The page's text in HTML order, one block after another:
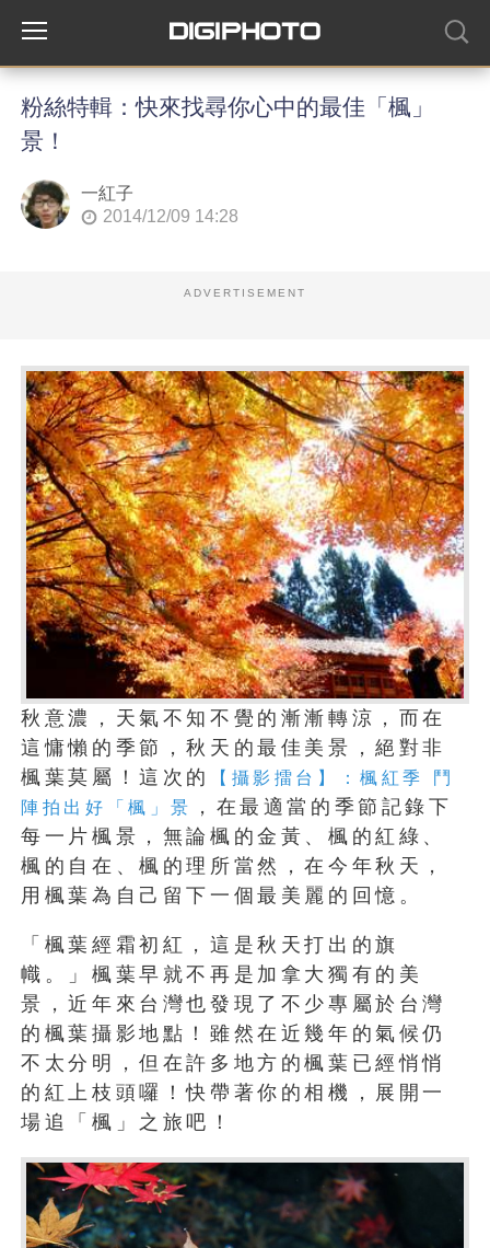
粉絲特輯：快來找尋你心中的最佳「楓」
景！
一紅子
2014/12/09 14:28
ADVERTISEMENT
秋意濃，天氣不知不覺的漸漸轉涼，而在
這慵懶的季節，秋天的最佳美景，絕對非
楓葉莫屬！這次的
【攝影擂台】：楓紅季 鬥
陣拍出好「楓」景
，在最適當的季節記錄下
每一片楓景，無論楓的金黃、楓的紅綠、
楓的自在、楓的理所當然，在今年秋天，
用楓葉為自己留下一個最美麗的回憶。
「楓葉經霜初紅，這是秋天打出的旗
幟。」楓葉早就不再是加拿大獨有的美
景，近年來台灣也發現了不少專屬於台灣
的楓葉攝影地點！雖然在近幾年的氣候仍
不太分明，但在許多地方的楓葉已經悄悄
的紅上枝頭囉！快帶著你的相機，展開一
場追「楓」之旅吧！